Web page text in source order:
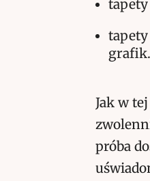
grafik.
Jak w
próba